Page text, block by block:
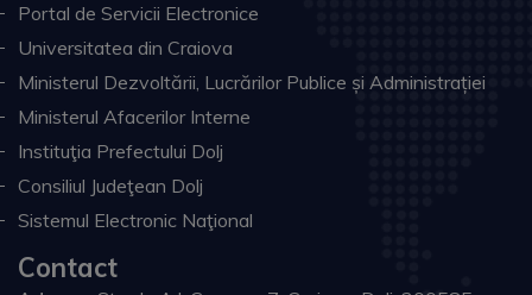
Portal de Servicii Electronice
Universitatea din Craiova
Ministerul Dezvoltării, Lucrărilor Publice și Administrației
Ministerul Afacerilor Interne
Instituţia Prefectului Dolj
Consiliul Judeţean Dolj
Sistemul Electronic Naţional
Contact